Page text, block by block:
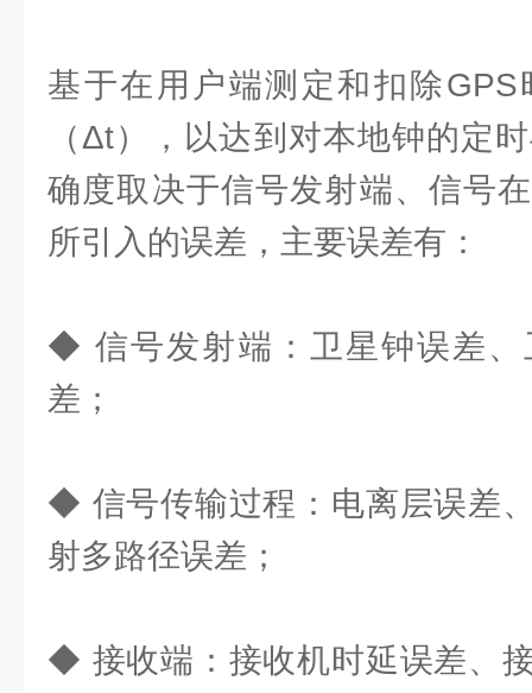
基于在用户端测定和扣除
（Δt），以达到对本地钟的定
确度取决于信号发射端、信号
所引入的误差，主要误差有：
◆ 信号发射端：卫星钟误差、
差；
◆ 信号传输过程：电离层误差
射多路径误差；
◆ 接收端：接收机时延误差、